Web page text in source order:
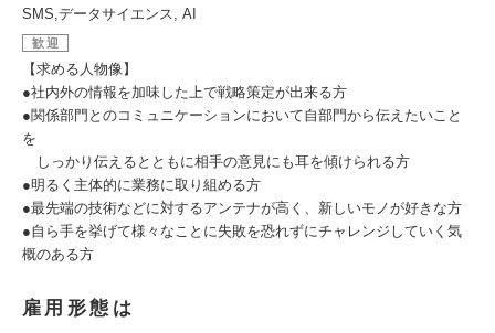
SMS,データサイエンス, AI
歓迎
【求める人物像】
●社内外の情報を加味した上で戦略策定が出来る方
●関係部門とのコミュニケーションにおいて自部門から伝えたいこと
を
しっかり伝えるとともに相手の意見にも耳を傾けられる方
●明るく主体的に業務に取り組める方
●最先端の技術などに対するアンテナが高く、新しいモノが好きな方
●自ら手を挙げて様々なことに失敗を恐れずにチャレンジしていく気
概のある方
雇用形態は